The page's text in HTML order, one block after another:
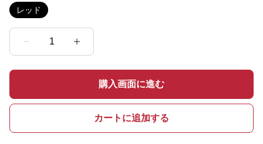
レッド
1
購入画面に進む
カートに追加する